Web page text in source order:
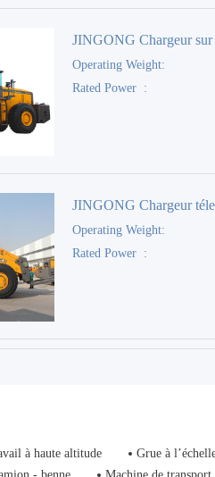
JINGONG Chargeur
Operating Weight:
Rated Power :
JINGONG Chargeur
Operating Weight:
Rated Power :
à haute altitude Grue à